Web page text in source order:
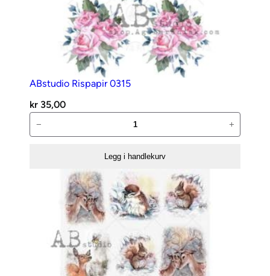
ABstudio Rispapir 0315
kr 35,00
Rispapir
− +
Legg i handlekurv